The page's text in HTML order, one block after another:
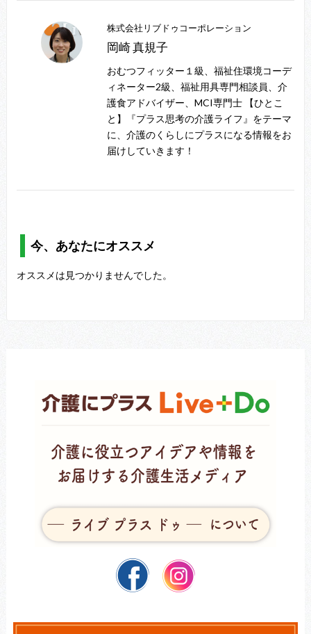
株式会社リブドゥコーポレーション
岡崎 真規子
おむつフィッター１級、福祉住環境コーデ
ィネーター2級、福祉用具専門相談員、介
護食アドバイザー、MCI専門士 【ひとこ
と】『プラス思考の介護ライフ』をテーマ
に、介護のくらしにプラスになる情報をお
届けしていきます！
今、あなたにオススメ
オススメは見つかりませんでした。